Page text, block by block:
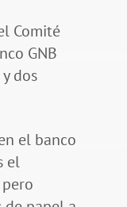
Comité
GNB
dos
el banco
el